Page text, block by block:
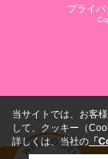
プライ
当サイトでは、お客
して、クッキー（
詳しくは、当社の 「